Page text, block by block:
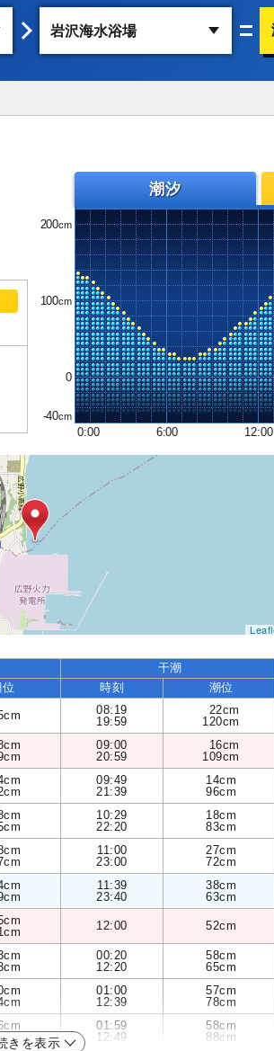
潮汐
200
100
0
-40
0:00
6:00 12:00
干潮
時刻 潮位
08:19
19:59
22cm
120cm
09:00
20:59
16cm
109cm
09:49
21:39
14cm
96cm
10:29
22:20
18cm
83cm
11:00
23:00
27cm
72cm
11:39
23:40
38cm
63cm
12:00 52cm
00:20
12:20
58cm
65cm
01:00
12:39
57cm
78cm
01:59
12:49
58cm
88cm
きを表示